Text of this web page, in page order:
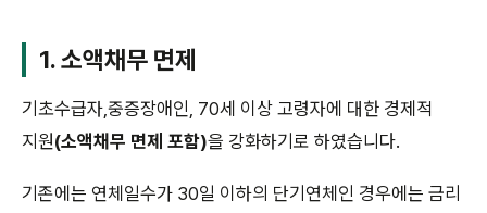
1. 소액채무 면제
기초수급자,중증장애인, 70세 이상 고령자에 대한 경제적
지원(소액채무 면제 포함)을 강화하기로 하였습니다.
기존에는 연체일수가 30일 이하의 단기연체인 경우에는 금리